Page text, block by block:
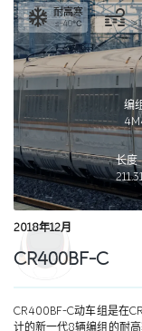
耐高寒
≤-40℃ ＞
编
长度
2018年12月
CR400BF-C
CR400BF-C动车组是在
计的新一代8辆编组的耐